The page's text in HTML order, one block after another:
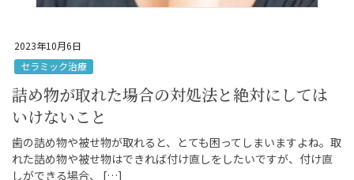
2023年10月6日
セラミック治療
詰め物が取れた場合の対処法と絶対にしては
いけないこと
歯の詰め物や被せ物が取れると、とても困ってしまいますよね。取
れた詰め物や被せ物はできれば付け直しをしたいですが、付け直
しができる場合、 […]